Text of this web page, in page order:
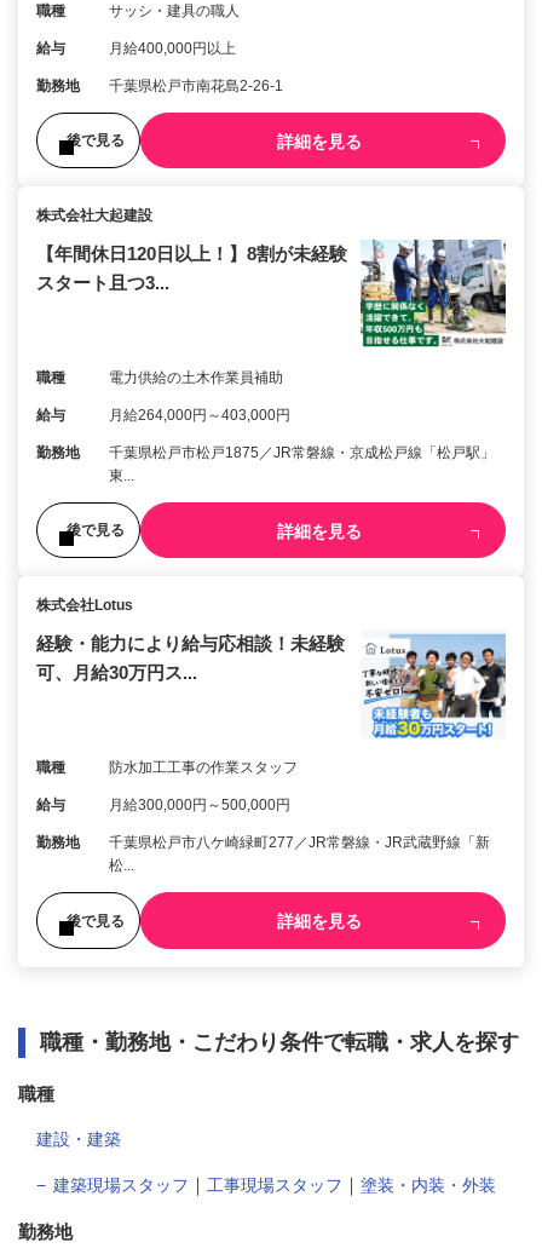
職種 サッシ・建具の職人
給与 月給400,000円以上
勤務地 千葉県松戸市南花島2-26-1
後で見る 詳細を見る
株式会社大起建設
【年間休日120日以上！】8割が未経験
スタート且つ3...
職種 電力供給の土木作業員補助
給与 月給264,000円～403,000円
勤務地
千葉県松戸市松戸1875／JR常磐線・京成松戸線「松戸駅」
東...
後で見る 詳細を見る
株式会社Lotus
経験・能力により給与応相談！未経験
可、月給30万円ス...
職種 防水加工工事の作業スタッフ
給与 月給300,000円～500,000円
勤務地
千葉県松戸市八ケ崎緑町277／JR常磐線・JR武蔵野線「新
松...
後で見る 詳細を見る
職種・勤務地・こだわり条件で転職・求人を探す
職種
建設・建築
建築現場スタッフ ｜ 工事現場スタッフ ｜ 塗装・内装・外装
勤務地